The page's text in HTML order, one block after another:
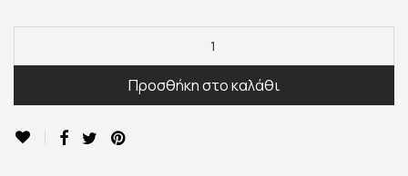
Προσθήκη στο καλάθι